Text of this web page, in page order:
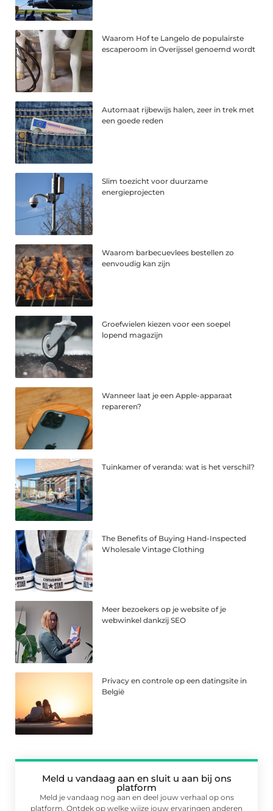
Waarom Hof te Langelo de populairste
escaperoom in Overijssel genoemd wordt
Automaat rijbewijs halen, zeer in trek met
een goede reden
Slim toezicht voor duurzame
energieprojecten
Waarom barbecuevlees bestellen zo
eenvoudig kan zijn
Groefwielen kiezen voor een soepel
lopend magazijn
Wanneer laat je een Apple-apparaat
repareren?
Tuinkamer of veranda: wat is het verschil?
The Benefits of Buying Hand-Inspected
Wholesale Vintage Clothing
Meer bezoekers op je website of je
webwinkel dankzij SEO
Privacy en controle op een datingsite in
België
Meld u vandaag aan en sluit u aan bij ons
platform
Meld je vandaag nog aan en deel jouw verhaal op ons
platform. Ontdek op welke wijze jouw ervaringen anderen